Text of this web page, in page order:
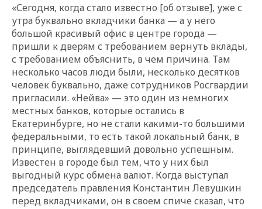
«Сегодня, когда стало известно [об отзыве], уже с
утра буквально вкладчики банка — а у него
большой красивый офис в центре города —
пришли к дверям с требованием вернуть вклады,
с требованием объяснить, в чем причина. Там
несколько часов люди были, несколько десятков
человек буквально, даже сотрудников Росгвардии
пригласили. «Нейва» — это один из немногих
местных банков, которые остались в
Екатеринбурге, но не стали какими-то большими
федеральными, то есть такой локальный банк, в
принципе, выглядевший довольно успешным.
Известен в городе был тем, что у них был
выгодный курс обмена валют. Когда выступал
председатель правления Константин Левушкин
перед вкладчиками, он в своем спиче сказал, что